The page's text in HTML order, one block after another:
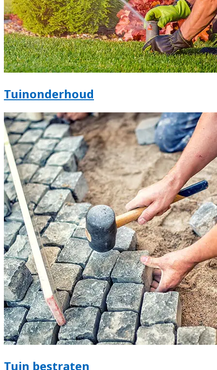
Tuinonderhoud
Tuin bestraten